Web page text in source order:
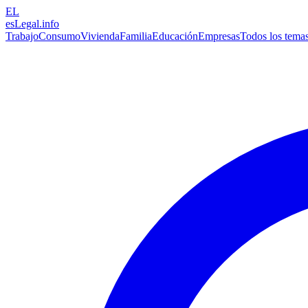
EL
esLegal.info
TrabajoConsumoViviendaFamiliaEducaciónEmpresasTodos los